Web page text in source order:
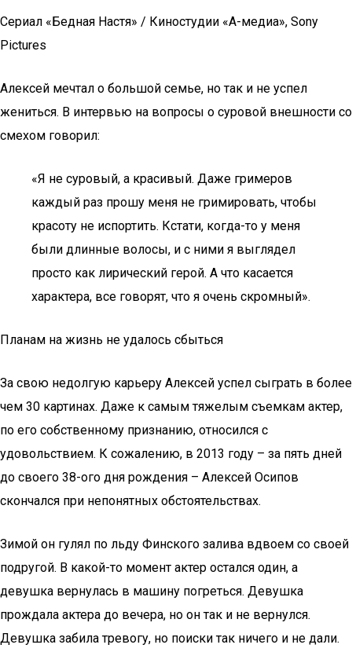
Сериал «Бедная Настя» / Киностудии «А-медиа», Sony
Pictures
Алексей мечтал о большой семье, но так и не успел
жениться. В интервью на вопросы о суровой внешности со
смехом говорил:
«Я не суровый, а красивый. Даже гримеров
каждый раз прошу меня не гримировать, чтобы
красоту не испортить. Кстати, когда-то у меня
были длинные волосы, и с ними я выглядел
просто как лирический герой. А что касается
характера, все говорят, что я очень скромный».
Планам на жизнь не удалось сбыться
За свою недолгую карьеру Алексей успел сыграть в более
чем 30 картинах. Даже к самым тяжелым съемкам актер,
по его собственному признанию, относился с
удовольствием. К сожалению, в 2013 году – за пять дней
до своего 38-ого дня рождения – Алексей Осипов
скончался при непонятных обстоятельствах.
Зимой он гулял по льду Финского залива вдвоем со своей
подругой. В какой-то момент актер остался один, а
девушка вернулась в машину погреться. Девушка
прождала актера до вечера, но он так и не вернулся.
Девушка забила тревогу, но поиски так ничего и не дали.